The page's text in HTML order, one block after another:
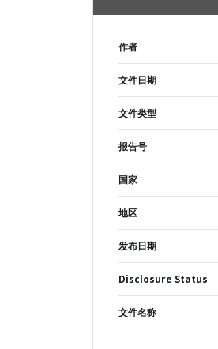
作者
文件日期
文件类型
报告号
国家
地区
发布日期
Disclosure Status
文件名称